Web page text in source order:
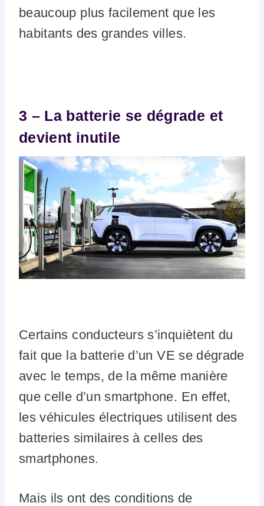
beaucoup plus facilement que les
habitants des grandes villes.
3 – La batterie se dégrade et
devient inutile
Certains conducteurs s’inquiètent du
fait que la batterie d’un VE se dégrade
avec le temps, de la même manière
que celle d’un smartphone. En effet,
les véhicules électriques utilisent des
batteries similaires à celles des
smartphones.
Mais ils ont des conditions de